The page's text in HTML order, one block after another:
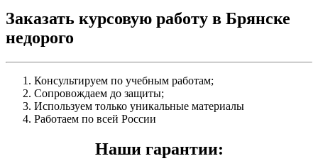
Заказать курсовую работу в Брянске
недорого
Консультируем по учебным работам;
Сопровождаем до защиты;
Используем только уникальные материалы
Работаем по всей России
Наши гарантии: